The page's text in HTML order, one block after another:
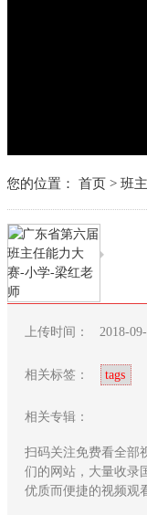
您的位置：首页 >班
上传时间： 2018-
相关标签： tags
相关专辑：
扫码关注免费看全部
们的网站，大量收录
优质而便捷的视频观